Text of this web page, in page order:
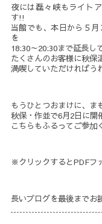
夜には磊々峡もライト
す!!
当館でも、本日から５
を
18:30～20:30まで延長し
たくさんのお客様に秋保
満喫していただければう
もうひとつおまけに、ま
秋保・作並で6月2日に開
こちらもふるってご参加
※クリックするとPDFフ
長いブログを最後までお